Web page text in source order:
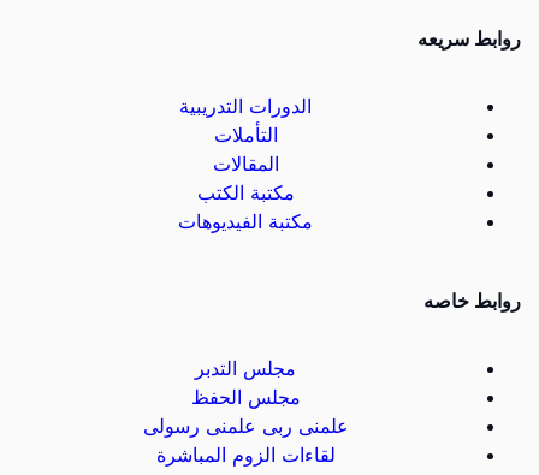
روابط سريعه
الدورات التدريبية
التأملات
المقالات
مكتبة الكتب
مكتبة الفيديوهات
روابط خاصه
مجلس التدبر
مجلس الحفظ
علمنى ربى علمنى رسولى
لقاءات الزوم المباشرة